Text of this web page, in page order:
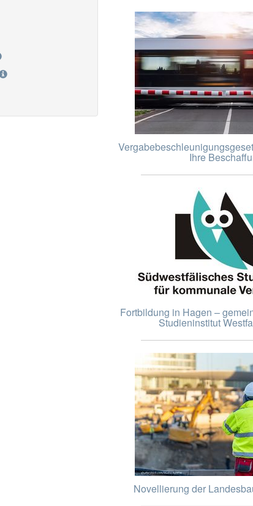
Ihre
Fortbildung in Hagen –
Studieninstitut
Novellierung der